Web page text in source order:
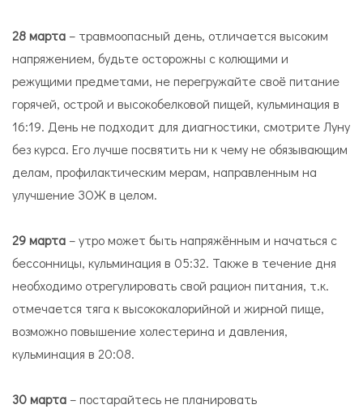
28 марта – травмоопасный день, отличается высоким
напряжением, будьте осторожны с колющими и
режущими предметами, не перегружайте своё питание
горячей, острой и высокобелковой пищей, кульминация в
16:19. День не подходит для диагностики, смотрите Луну
без курса. Его лучше посвятить ни к чему не обязывающим
делам, профилактическим мерам, направленным на
улучшение ЗОЖ в целом.
29 марта – утро может быть напряжённым и начаться с
бессонницы, кульминация в 05:32. Также в течение дня
необходимо отрегулировать свой рацион питания, т.к.
отмечается тяга к высококалорийной и жирной пище,
возможно повышение холестерина и давления,
кульминация в 20:08.
30 марта – постарайтесь не планировать